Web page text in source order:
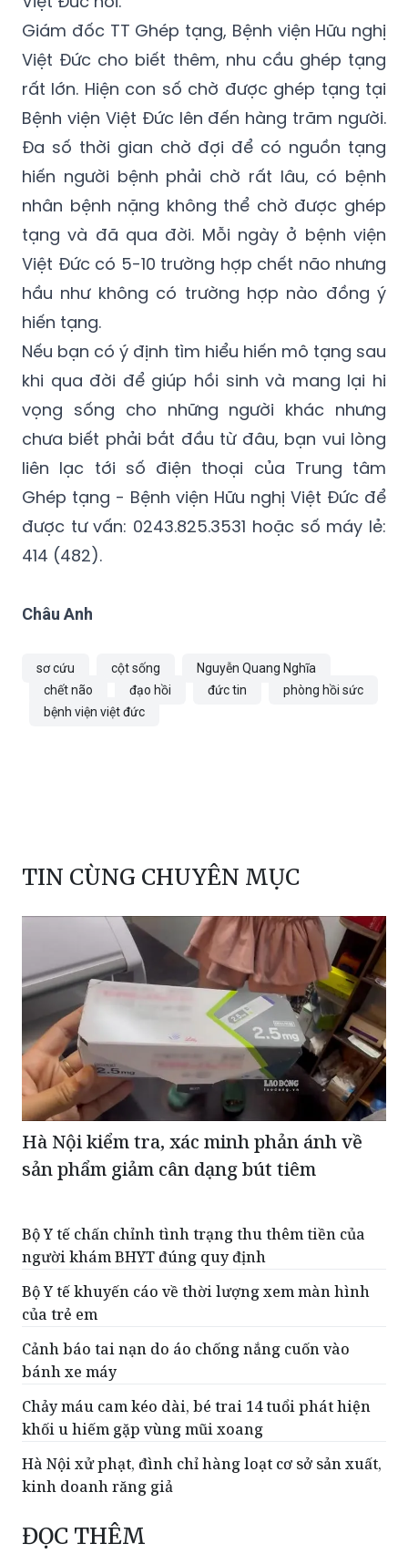
Việt Đức cho biết thêm, nhu cầu ghép tạng
rất lớn. Hiện con số chờ được ghép tạng tại
Bệnh viện Việt Đức lên đến hàng trăm người.
Đa số thời gian chờ đợi để có nguồn tạng
hiến người bệnh phải chờ rất lâu, có bệnh
nhân bệnh nặng không thể chờ được ghép
tạng và đã qua đời. Mỗi ngày ở bệnh viện
Việt Đức có 5-10 trường hợp chết não nhưng
hầu như không có trường hợp nào đồng ý
hiến tạng.
Nếu bạn có ý định tìm hiểu hiến mô tạng sau
khi qua đời để giúp hồi sinh và mang lại hi
vọng sống cho những người khác nhưng
chưa biết phải bắt đầu từ đâu, bạn vui lòng
liên lạc tới số điện thoại của Trung tâm
Ghép tạng - Bệnh viện Hữu nghị Việt Đức để
được tư vấn: 0243.825.3531 hoặc số máy lẻ:
414 (482).
Châu Anh
sơ cứu
bệnh viện việt đức
Hà Nội kiểm tra, xác minh phản ánh về
sản phẩm giảm cân dạng bút tiêm
Bộ Y tế chấn chỉnh tình trạng thu thêm tiền của
Bộ Y tế khuyến cáo về thời lượng xem màn hình
của trẻ em
Cảnh báo tai nạn do áo chống nắng cuốn vào
bánh xe máy
Chảy máu cam kéo dài, bé trai 14 tuổi phát hiện
khối u hiếm gặp vùng mũi xoang
Hà Nội xử phạt, đình chỉ hàng loạt cơ sở sản xuất,
kinh doanh răng giả
ĐỌC THÊM
Tiếp bước người Thầy lớn - Viết tiếp trang